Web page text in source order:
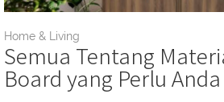
Home & Living
Semua Tentang
Board yang Perlu